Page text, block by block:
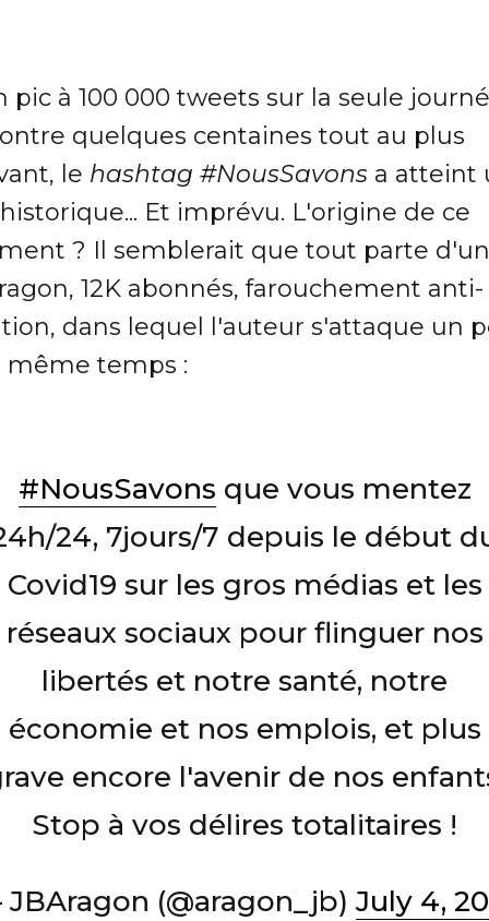
pic à 100 000 tweets sur la seule
quelques centaines tout au plus
le hashtag #NousSavons a atteint
Et imprévu. L'origine de ce
? Il semblerait que tout parte
12K abonnés, farouchement anti-
dans lequel l'auteur s'attaque un
temps :
#NousSavons que vous mentez
24, 7jours/7 depuis le début
Covid19 sur les gros médias et les
réseaux sociaux pour flinguer nos
libertés et notre santé, notre
économie et nos emplois, et plus
encore l'avenir de nos
Stop à vos délires totalitaires !
(@aragon_jb)July 4,